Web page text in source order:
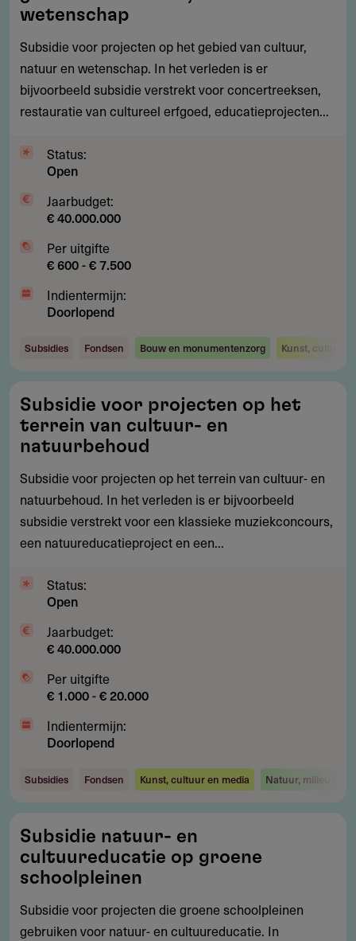
op
het
gebied
van
cultuur,
en
wetenschap
wetenschap
Subsidie voor projecten op het gebied van cultuur,
natuur en wetenschap. In het verleden is er
bijvoorbeeld subsidie verstrekt voor concertreeksen,
restauratie van cultureel erfgoed, educatieprojecten...
Status:
Open
Jaarbudget:
€ 40.000.000
Per uitgifte
€ 600 - € 7.500
Indientermijn:
Doorlopend
Subsidies Fondsen Bouw en monumentenzorg Kunst, cultuur
voor
projecten
op
het
terrein
van
cultuur-
natuurbehoud
Subsidie voor projecten op het
terrein van cultuur- en
natuurbehoud
Subsidie voor projecten op het terrein van cultuur- en
natuurbehoud. In het verleden is er bijvoorbeeld
subsidie verstrekt voor een klassieke muziekconcours,
een natuureducatieproject en een...
Status:
Open
Jaarbudget:
€ 40.000.000
Per uitgifte
€ 1.000 - € 20.000
Indientermijn:
Doorlopend
Subsidies Fondsen Kunst, cultuur en media Natuur, milieu en
natuur-
en
cultuureducatie
op
groene
Subsidie natuur- en
cultuureducatie op groene
schoolpleinen
Subsidie voor projecten die groene schoolpleinen
gebruiken voor natuur- en cultuureducatie. In